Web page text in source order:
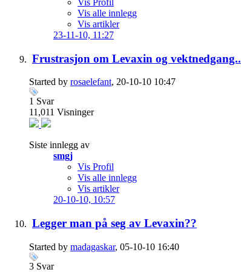
Vis Profil
Vis alle innlegg
Vis artikler
23-11-10, 11:27
Frustrasjon om Levaxin og vektnedgang..
Started by rosaelefant, 20-10-10 10:47
1 Svar
11,011 Visninger
Siste innlegg av
smgj
Vis Profil
Vis alle innlegg
Vis artikler
20-10-10, 10:57
Legger man på seg av Levaxin??
Started by madagaskar, 05-10-10 16:40
3 Svar